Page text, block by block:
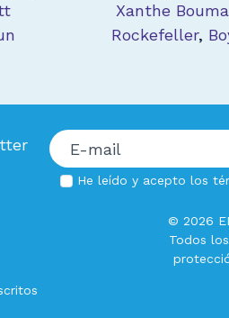
Xanthe Bouma
Rockefeller,
He leído y acepto los
© 2026
Todos